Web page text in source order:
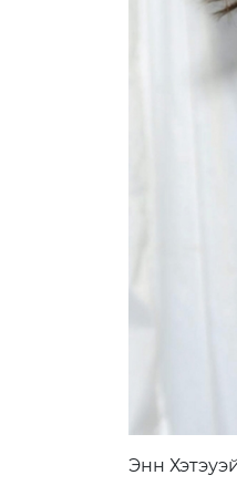
Энн